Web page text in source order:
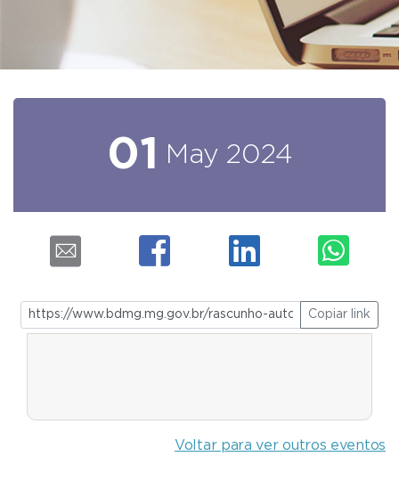
01 May 2024
Copiar link
Voltar para ver outros eventos